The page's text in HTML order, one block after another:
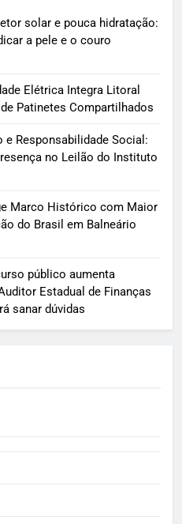
solar e pouca hidratação:
a pele e o couro
Elétrica Integra Litoral
Patinetes Compartilhados
Responsabilidade Social:
no Leilão do Instituto
Marco Histórico com Maior
do Brasil em Balneário
público aumenta
Estadual de Finanças
sanar dúvidas